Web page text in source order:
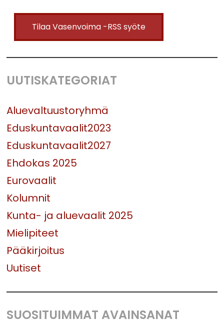
Tilaa Vasenvoima -RSS syöte
UUTISKATEGORIAT
Aluevaltuustoryhmä
Eduskuntavaalit2023
Eduskuntavaalit2027
Ehdokas 2025
Eurovaalit
Kolumnit
Kunta- ja aluevaalit 2025
Mielipiteet
Pääkirjoitus
Uutiset
SUOSITUIMMAT AVAINSANAT